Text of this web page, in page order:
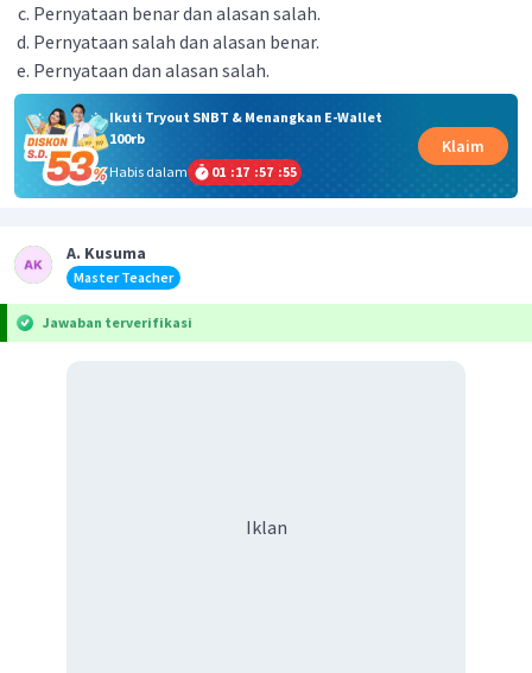
Pernyataan benar dan alasan salah.
Pernyataan salah dan alasan benar.
Pernyataan dan alasan salah.
Ikuti Tryout SNBT & Menangkan E-Wallet
100rb
Habis dalam
01 :17 :57 :54
Klaim
A. Kusuma
Master Teacher
Jawaban terverifikasi
Iklan